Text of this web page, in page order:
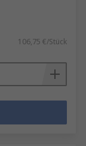
106,75 €/Stück